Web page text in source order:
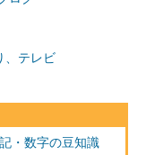
、テレビ
・数字の豆知識